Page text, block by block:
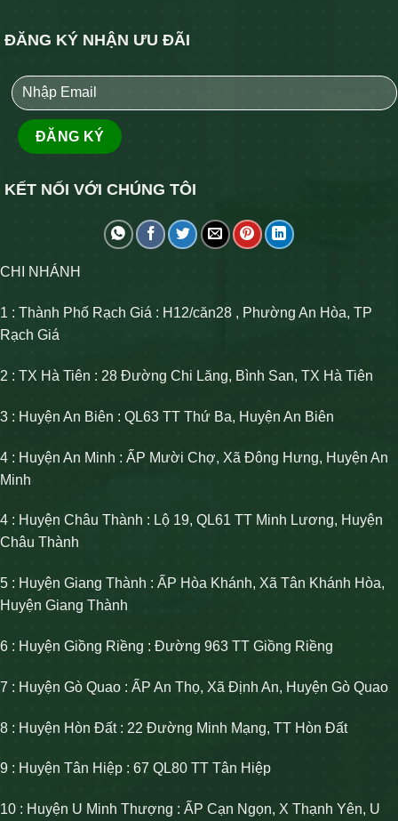
ĐĂNG KÝ NHẬN ƯU ĐÃI
KẾT NỐI VỚI CHÚNG TÔI
CHI NHÁNH
1 : Thành Phố Rạch Giá : H12/căn28 , Phường An Hòa, TP
Rạch Giá
2 : TX Hà Tiên : 28 Đường Chi Lăng, Bình San, TX Hà Tiên
3 : Huyện An Biên : QL63 TT Thứ Ba, Huyện An Biên
4 : Huyện An Minh : ẤP Mười Chợ, Xã Đông Hưng, Huyện An
Minh
4 : Huyện Châu Thành : Lộ 19, QL61 TT Minh Lương, Huyện
Châu Thành
5 : Huyện Giang Thành : ẤP Hòa Khánh, Xã Tân Khánh Hòa,
Huyện Giang Thành
6 : Huyện Giồng Riềng : Đường 963 TT Giồng Riềng
7 : Huyện Gò Quao : ẤP An Thọ, Xã Định An, Huyện Gò Quao
8 : Huyện Hòn Đất : 22 Đường Minh Mạng, TT Hòn Đất
9 : Huyện Tân Hiệp : 67 QL80 TT Tân Hiệp
10 : Huyện U Minh Thượng : ẤP Cạn Ngọn, X Thạnh Yên, U